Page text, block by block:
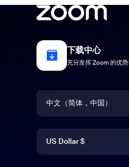
下载中心
充分发挥 Zoom 的优势
语言
中文（简体，中国）
Deutsch
货币
US Dollar $